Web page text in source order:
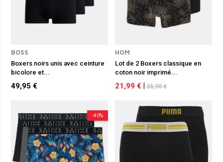
BOSS
Boxers noirs unis avec ceinture
bicolore et...
49,95 €
HOM
Lot de 2 Boxers classique en
coton noir imprimé...
21,99 € 35,90 €
-40%